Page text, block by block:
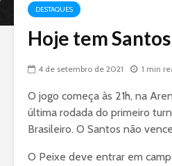
DESTAQUES
Hoje tem
4 de setembro de 2021 1 min
O jogo começa às 21h, na
última rodada do primeiro
Brasileiro. O Santos não
O Peixe deve entrar em